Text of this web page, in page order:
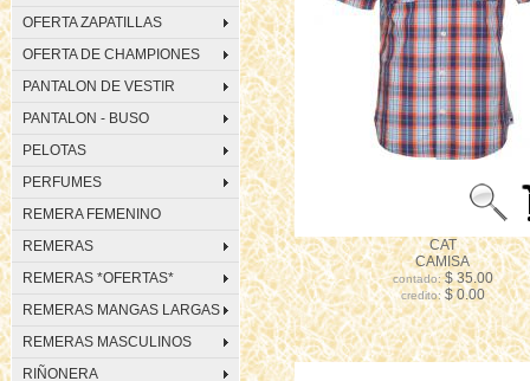
OFERTA ZAPATILLAS
OFERTA DE CHAMPIONES
PANTALON DE VESTIR
PANTALON - BUSO
PELOTAS
PERFUMES
REMERA FEMENINO
REMERAS
REMERAS *OFERTAS*
REMERAS MANGAS LARGAS
REMERAS MASCULINOS
RIÑONERA
CAT
CAMISA
contado:$ 35.00
credito:$ 0.00